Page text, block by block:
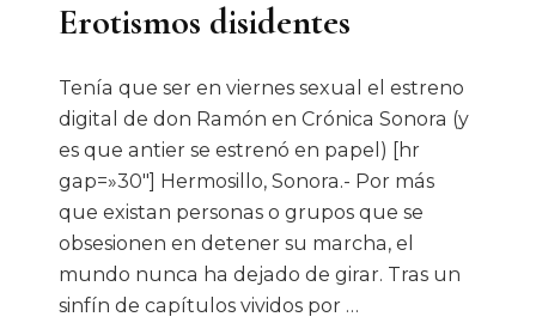
Erotismos disidentes
Tenía que ser en viernes sexual el estreno
digital de don Ramón en Crónica Sonora (y
es que antier se estrenó en papel) [hr
gap=»30″] Hermosillo, Sonora.- Por más
que existan personas o grupos que se
obsesionen en detener su marcha, el
mundo nunca ha dejado de girar. Tras un
sinfín de capítulos vividos por …